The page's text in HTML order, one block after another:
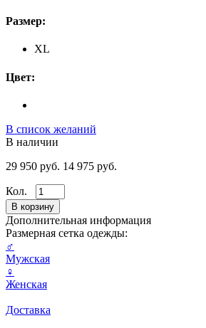
Размер:
XL
Цвет:
В список желаний
В наличии
29 950 руб. 14 975 руб.
Кол.
Дополнительная информация
Размерная сетка одежды:
♂
Мужская
♀
Женская
Доставка